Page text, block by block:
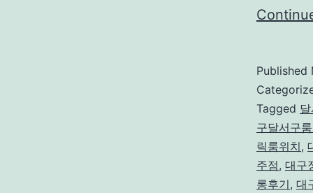
Published
Tagged
구달서구
릭룸위치,
주점, 대구
롱후기, 대